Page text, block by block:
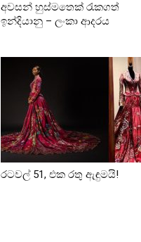
අවසන් හුස්මතෙක් රැකගත්
ඉන්දියානු – ලංකා ආදරය
රටවල් 51, එක රතු ඇඳුමයි!